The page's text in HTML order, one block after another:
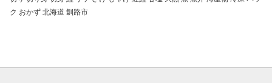
ク おかず 北海道 釧路市